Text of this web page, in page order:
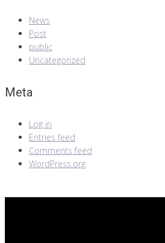
News
Post
public
Uncategorized
Meta
Log in
Entries feed
Comments feed
WordPress.org